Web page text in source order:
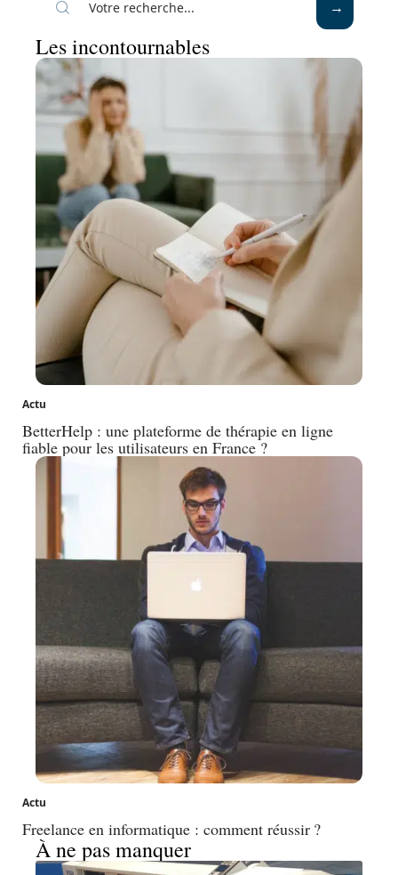
Les incontournables
Actu
BetterHelp : une plateforme de thérapie en ligne
fiable pour les utilisateurs en France ?
Actu
Freelance en informatique : comment réussir ?
À ne pas manquer